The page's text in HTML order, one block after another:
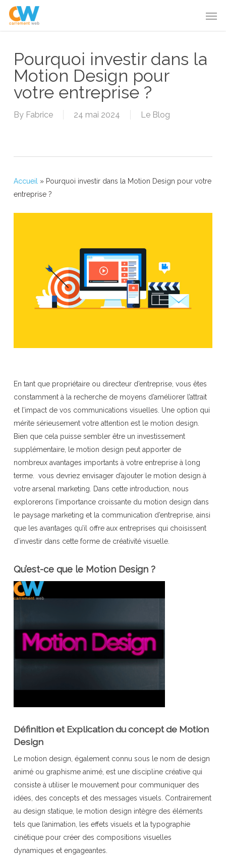
Skip
Pourquoi investir dans la
Motion Design pour
votre entreprise ?
By Fabrice 24 mai 2024 Le Blog
Accueil » Pourquoi investir dans la Motion Design pour votre
entreprise ?
En tant que propriétaire ou directeur d’entreprise, vous êtes
constamment à la recherche de moyens d’améliorer l’attrait
et l’impact de vos communications visuelles. Une option qui
mérite sérieusement votre attention est le motion design.
Bien que cela puisse sembler être un investissement
supplémentaire, le motion design peut apporter de
nombreux avantages importants à votre entreprise à long
terme. vous devriez envisager d’ajouter le motion design à
votre arsenal marketing. Dans cette introduction, nous
explorerons l’importance croissante du motion design dans
le paysage marketing et la communication d’entreprise, ainsi
que les avantages qu’il offre aux entreprises qui choisissent
d’investir dans cette forme de créativité visuelle.
Qu’est-ce que le Motion Design ?
Définition et Explication du concept de Motion
Design
Le motion design, également connu sous le nom de design
animé ou graphisme animé, est une discipline créative qui
consiste à utiliser le mouvement pour communiquer des
idées, des concepts et des messages visuels. Contrairement
au design statique, le motion design intègre des éléments
tels que l’animation, les effets visuels et la typographie
cinétique pour créer des compositions visuelles
dynamiques et engageantes.